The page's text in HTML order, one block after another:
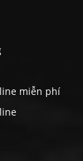
miễn phí